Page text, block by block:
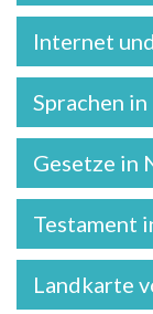
Internet
Sprachen
Gesetze in
Testament
Landkarte